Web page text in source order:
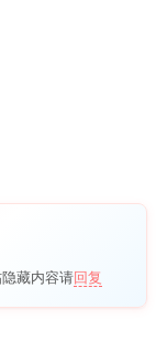
藏内容请回复